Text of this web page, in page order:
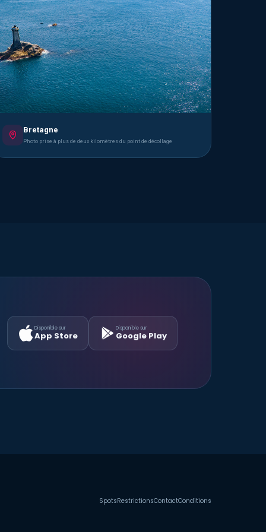
Bretagne
Photo prise à plus de deux kilomètres du point de décollage
Disponible sur
App Store
Disponible sur
Google Play
SpotsRestrictionsContactConditions